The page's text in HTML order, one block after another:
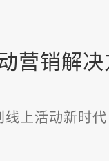
营销解
线上活动新时代